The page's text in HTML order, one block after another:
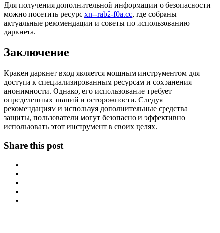
Для получения дополнительной информации о безопасности
можно посетить ресурс xn--rab2-f0a.cc, где собраны
актуальные рекомендации и советы по использованию
даркнета.
Заключение
Кракен даркнет вход является мощным инструментом для
доступа к специализированным ресурсам и сохранения
анонимности. Однако, его использование требует
определенных знаний и осторожности. Следуя
рекомендациям и используя дополнительные средства
защиты, пользователи могут безопасно и эффективно
использовать этот инструмент в своих целях.
Share this post